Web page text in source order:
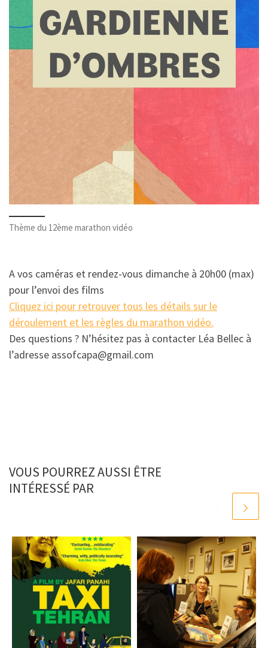
Thème du 12ème marathon vidéo
A vos caméras et rendez-vous dimanche à 20h00 (max)
pour l’envoi des films
Cliquez ici pour retrouver tous les détails sur le
déroulement et les règles du marathon vidéo.
Des questions ? N’hésitez pas à contacter Léa Bellec à
l’adresse assofcapa@gmail.com
VOUS POURREZ AUSSI ÊTRE
INTÉRESSÉ PAR